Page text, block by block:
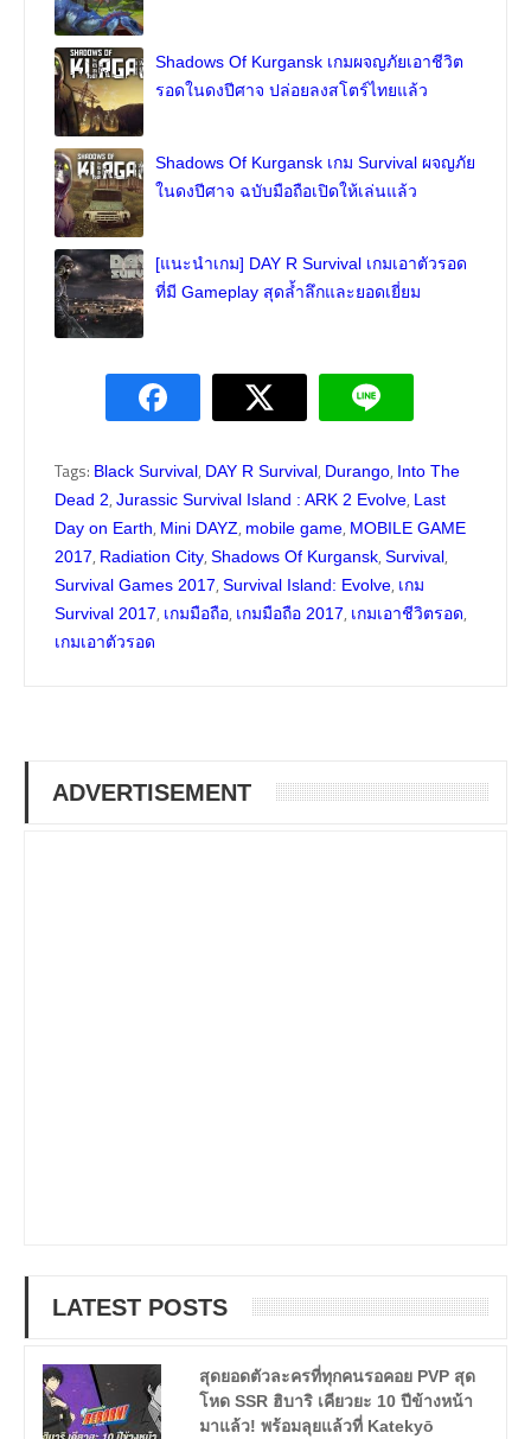
Shadows Of Kurgansk เกมผจญภัยเอาชีวิต
รอดในดงปีศาจ ปล่อยลงสโตร์ไทยแล้ว
Shadows Of Kurgansk เกม Survival ผจญภัย
ในดงปีศาจ ฉบับมือถือเปิดให้เล่นแล้ว
[แนะนำเกม] DAY R Survival เกมเอาตัวรอด
ที่มี Gameplay สุดล้ำลึกและยอดเยี่ยม
Tags: Black Survival, DAY R Survival, Durango, Into The
Dead 2, Jurassic Survival Island : ARK 2 Evolve, Last
Day on Earth, Mini DAYZ, mobile game, MOBILE GAME
2017, Radiation City, Shadows Of Kurgansk, Survival,
Survival Games 2017, Survival Island: Evolve, เกม
Survival 2017, เกมมือถือ, เกมมือถือ 2017, เกมเอาชีวิตรอด,
เกมเอาตัวรอด
ADVERTISEMENT
LATEST POSTS
สุดยอดตัวละครที่ทุกคนรอคอย PVP สุด
โหด SSR ฮิบาริ เคียวยะ 10 ปีข้างหน้า
มาแล้ว! พร้อมลุยแล้วที่ Katekyō